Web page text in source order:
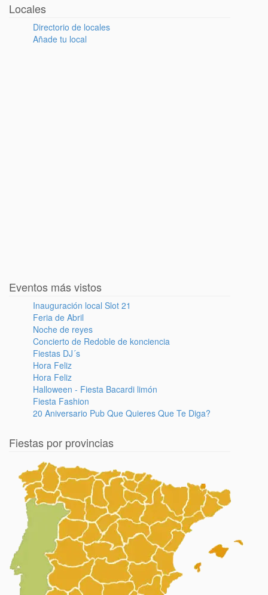
Locales
Directorio de locales
Añade tu local
Eventos más vistos
Inauguración local Slot 21
Feria de Abril
Noche de reyes
Concierto de Redoble de konciencia
Fiestas DJ´s
Hora Feliz
Hora Feliz
Halloween - Fiesta Bacardi limón
Fiesta Fashion
20 Aniversario Pub Que Quieres Que Te Diga?
Fiestas por provincias